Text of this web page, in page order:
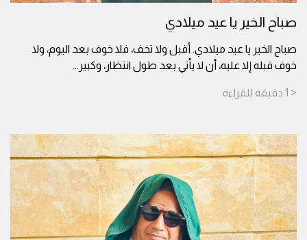
صباح الخير يا عيد ميلادي
صباح الخير يا عيد ميلادي. أقبل ولا تخف، فلا خوف بعد اليوم، ولا
خوف قبله إلا عليه، أن لا يأتي بعد طول انتظار، وكبير ...
< 1 دقيقة للقراءة